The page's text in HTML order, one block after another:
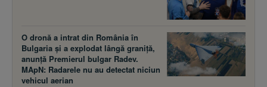
O dronă a intrat din România în
Bulgaria și a explodat lângă graniță,
anunță Premierul bulgar Radev.
MApN: Radarele nu au detectat niciun
vehicul aerian